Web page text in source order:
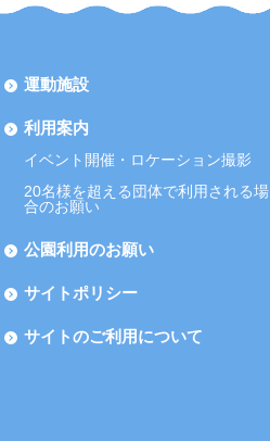
運動施設
利用案内
イベント開催・ロケーション撮影
20名様を超える団体で利用される場
合のお願い
公園利用のお願い
サイトポリシー
サイトのご利用について